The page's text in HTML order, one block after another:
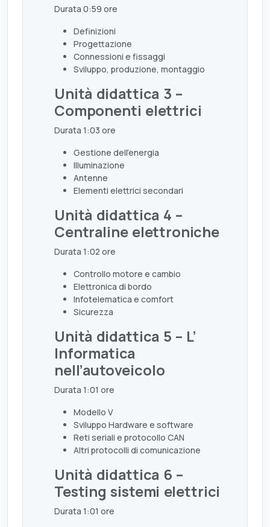
Durata 0:59 ore
Definizioni
Progettazione
Connessioni e fissaggi
Sviluppo, produzione, montaggio
Unità didattica 3 –
Componenti elettrici
Durata 1:03 ore
Gestione dell’energia
Illuminazione
Antenne
Elementi elettrici secondari
Unità didattica 4 –
Centraline elettroniche
Durata 1:02 ore
Controllo motore e cambio
Elettronica di bordo
Infotelematica e comfort
Sicurezza
Unità didattica 5 – L’
Informatica
nell’autoveicolo
Durata 1:01 ore
Modello V
Sviluppo Hardware e software
Reti seriali e protocollo CAN
Altri protocolli di comunicazione
Unità didattica 6 –
Testing sistemi elettrici
Durata 1:01 ore